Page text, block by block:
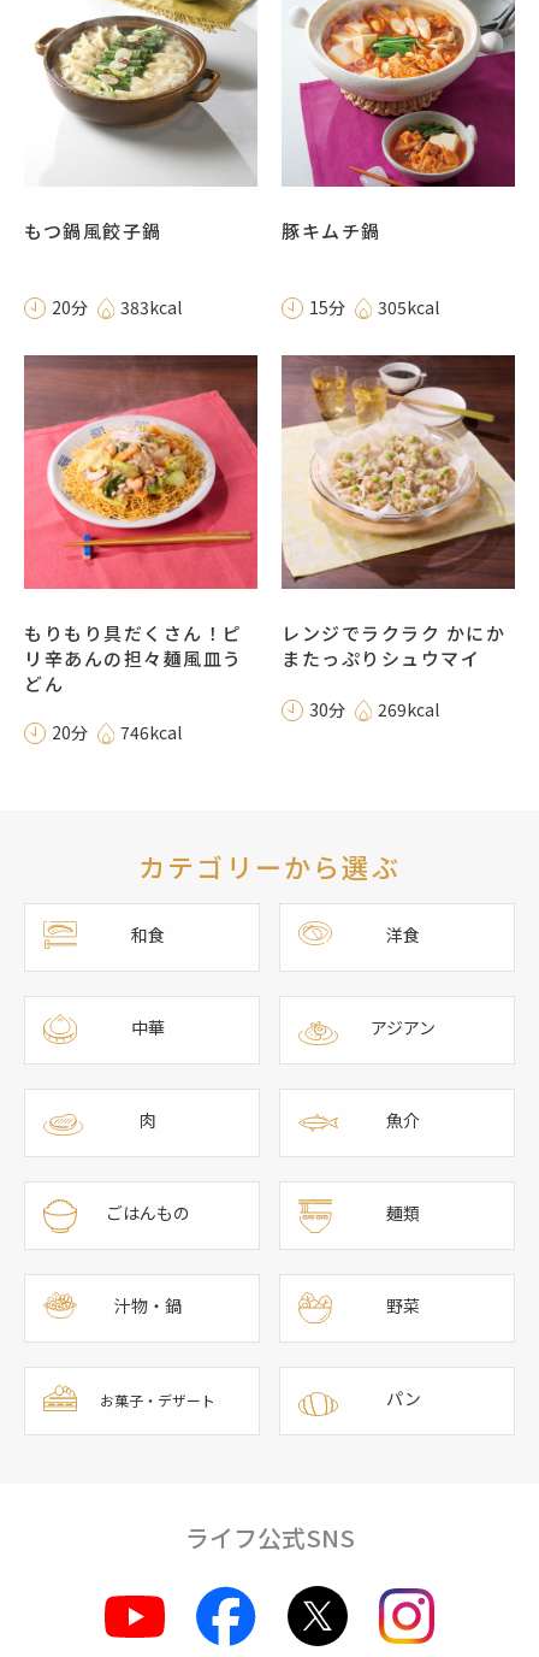
もつ鍋風餃子鍋
20分 383kcal
豚キムチ鍋
15分 305kcal
もりもり具だくさん！ピ
リ辛あんの担々麺風皿う
どん
20分 746kcal
レンジでラクラク かにか
またっぷりシュウマイ
30分 269kcal
カテゴリーから選ぶ
和食 洋食
中華 アジアン
肉 魚介
ごはんもの 麺類
汁物・鍋 野菜
お菓子・デザート パン
ライフ公式SNS